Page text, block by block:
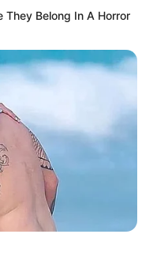
They Belong In A Horror